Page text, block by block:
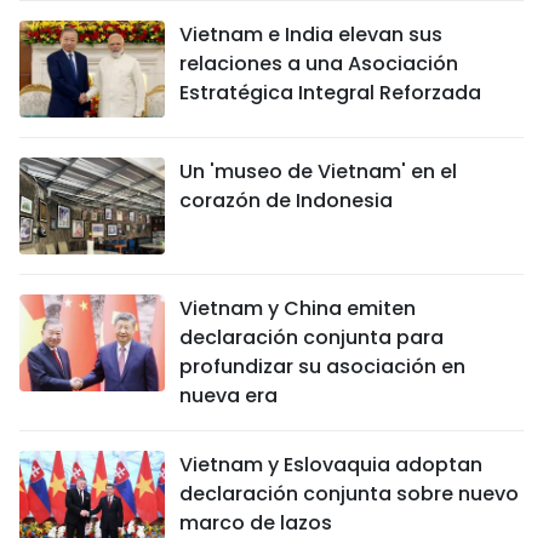
Vietnam e India elevan sus
relaciones a una Asociación
Estratégica Integral Reforzada
Un 'museo de Vietnam' en el
corazón de Indonesia
Vietnam y China emiten
declaración conjunta para
profundizar su asociación en
nueva era
Vietnam y Eslovaquia adoptan
declaración conjunta sobre nuevo
marco de lazos